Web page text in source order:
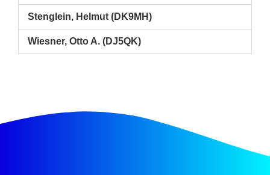
Stenglein, Helmut (DK9MH)
Wiesner, Otto A. (DJ5QK)